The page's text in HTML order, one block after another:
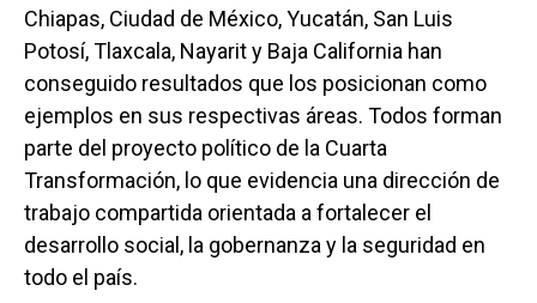
Chiapas, Ciudad de México, Yucatán, San Luis
Potosí, Tlaxcala, Nayarit y Baja California han
conseguido resultados que los posicionan como
ejemplos en sus respectivas áreas. Todos forman
parte del proyecto político de la Cuarta
Transformación, lo que evidencia una dirección de
trabajo compartida orientada a fortalecer el
desarrollo social, la gobernanza y la seguridad en
todo el país.